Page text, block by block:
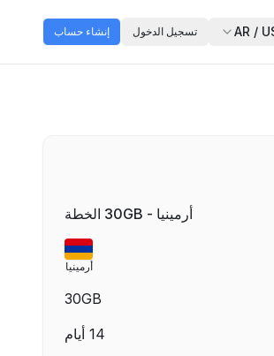
AR / تسجيل الدخول إنشاء حساب
أرمينيا - 30GB الخطة
أرمينيا
30GB
14 أيام